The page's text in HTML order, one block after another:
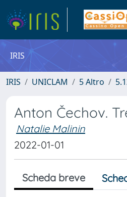
IRIS
IRIS UNICLAM 5 Altro
Anton Čechov.
Natalie Malinin
2022-01-01
Scheda breve